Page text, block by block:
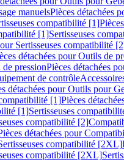
manuelsPièces détachées
compatibilité [1]
[1]Sertisseuses
Sertisseuses compatibilité
détachées pour Outils de
pressionPièces détachées
de contrôle
détachées pour Outils pour
[1]Pièces
[1]Sertisseuses
compatibilité [2]
détachées pour
compatibilité [2XL]
compatibilité [2XL]